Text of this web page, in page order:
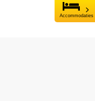
Accommodaties